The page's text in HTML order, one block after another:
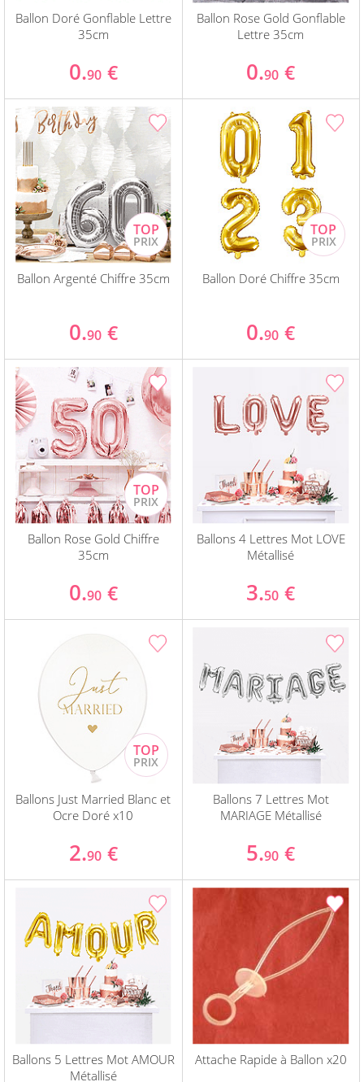
Ballon Doré Gonflable Lettre
35cm
0.90 €
Ballon Rose Gold Gonflable
Lettre 35cm
0.90 €
Ballon Argenté Chiffre 35cm
0.90 €
Ballon Doré Chiffre 35cm
0.90 €
Ballon Rose Gold Chiffre
35cm
0.90 €
Ballons 4 Lettres Mot LOVE
Métallisé
3.50 €
Ballons Just Married Blanc et
Ocre Doré x10
2.90 €
Ballons 7 Lettres Mot
MARIAGE Métallisé
5.90 €
Ballons 5 Lettres Mot AMOUR
Métallisé
Attache Rapide à Ballon x20